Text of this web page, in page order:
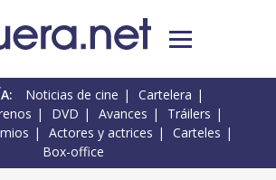
Noticias de cine
Cartelera
DVD Avances
Tráilers
Actores y actrices
Carteles
Box-office